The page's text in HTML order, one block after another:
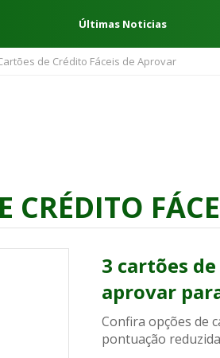
Últimas Noticias
de Crédito Fáceis de Aprovar
CRÉDITO
3 cartões
aprovar
Confira opções de
pontuação